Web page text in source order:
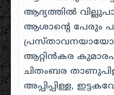
ആദ്യത്തിൽ
ആശാന്റെ പേരും
പ്രസ്താവനയായോ
ആറ്റിൻകര
ചിതംബര
അപ്പിപ്പിള്ള,